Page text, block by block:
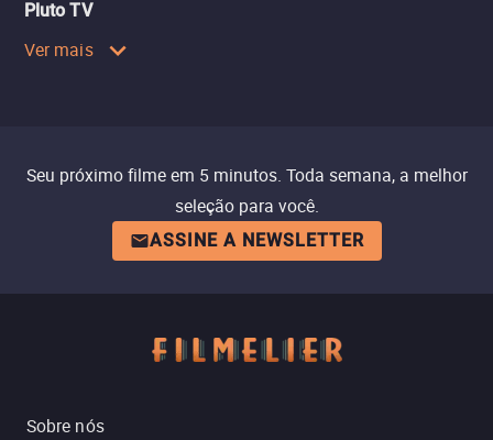
Pluto TV
Ver mais
Seu próximo filme em 5 minutos. Toda semana, a melhor
seleção para você.
ASSINE A NEWSLETTER
Sobre nós